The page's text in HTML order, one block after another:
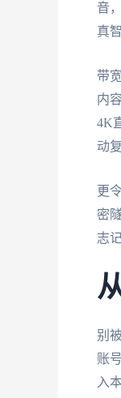
音
真
带
内
4K
动
更
密
志
别
账
入